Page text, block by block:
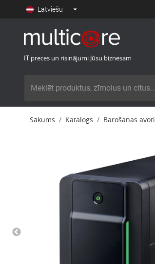
Latviešu
IT preces un risinājumi Jūsu biznesam
Sākums Katalogs Barošanas avoti